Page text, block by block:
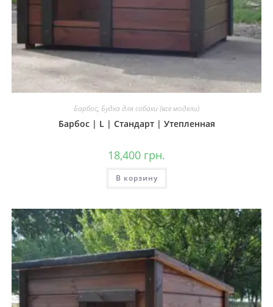
Барбос, Будка для собаки (все модели)
Барбос | L | Стандарт | Утепленная
18,400 грн.
В корзину